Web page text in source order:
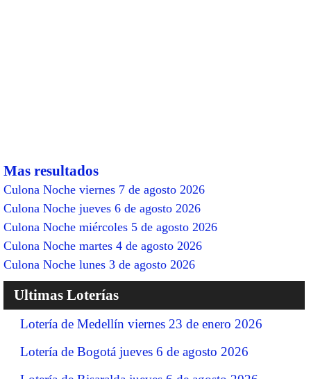
Mas resultados
Culona Noche viernes 7 de agosto 2026
Culona Noche jueves 6 de agosto 2026
Culona Noche miércoles 5 de agosto 2026
Culona Noche martes 4 de agosto 2026
Culona Noche lunes 3 de agosto 2026
Ultimas Loterías
Lotería de Medellín viernes 23 de enero 2026
Lotería de Bogotá jueves 6 de agosto 2026